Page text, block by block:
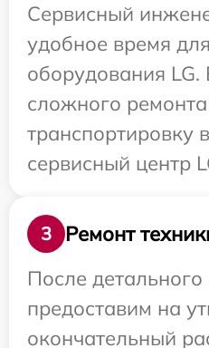
Сервисный
удобное время
оборудования LG.
сложного
транспортировку
сервисный центр
3
Ремонт
После
предоставим на
окончательный